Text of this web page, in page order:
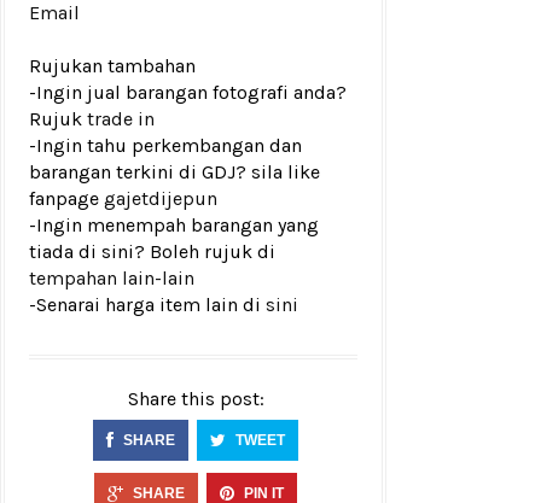
Email
Rujukan tambahan
-Ingin jual barangan fotografi anda?
Rujuk trade in
-Ingin tahu perkembangan dan
barangan terkini di GDJ? sila like
fanpage gajetdijepun
-Ingin menempah barangan yang
tiada di sini? Boleh rujuk di
tempahan lain-lain
-Senarai harga item lain di sini
Share this post:
SHARE TWEET
SHARE PIN IT